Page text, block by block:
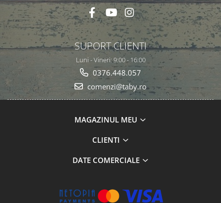
SUPORT CLIENTI
Luni - Vineri: 9:00 - 16:00
0376.448.057
comenzi@taby.ro
MAGAZINUL MEU
CLIENTI
DATE COMERCIALE